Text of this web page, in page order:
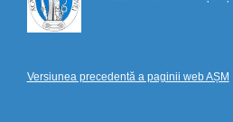
Versiunea precedentă a paginii web AȘM